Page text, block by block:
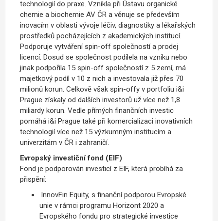
technologií do praxe. Vznikla při Ústavu organické
chemie a biochemie AV ČR a věnuje se především
inovacím v oblasti vývoje léčiv, diagnostiky a lékařských
prostředků pocházejících z akademických institucí.
Podporuje vytváření spin-off společností a prodej
licencí. Dosud se společnost podílela na vzniku nebo
jinak podpořila 15 spin-off společností z 5 zemí, má
majetkový podíl v 10 z nich a investovala již přes 70
milionů korun. Celkově však spin-offy v portfoliu i&i
Prague získaly od dalších investorů už více než 1,8
miliardy korun. Vedle přímých finančních investic
pomáhá i&i Prague také při komercializaci inovativních
technologií více než 15 výzkumným institucím a
univerzitám v ČR i zahraničí.
Evropský investiční fond (EIF)
Fond je podporován investicí z EIF, která probíhá za
přispění:
lnnovFin Equity, s finanční podporou Evropské
unie v rámci programu Horizont 2020 a
Evropského fondu pro strategické investice